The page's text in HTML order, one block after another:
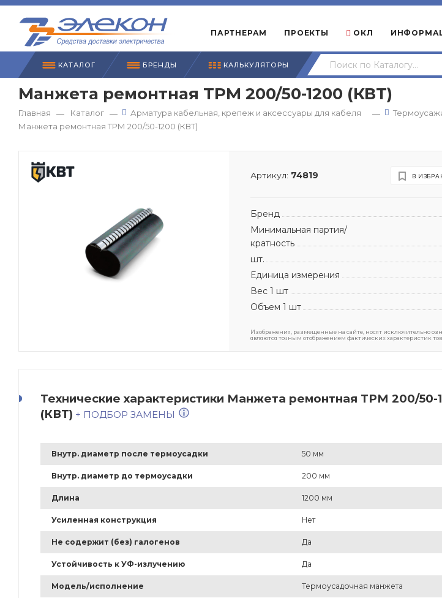
ПАРТНЕРАМ ПРОЕКТЫ ОКЛ
КАТАЛОГ БРЕНДЫ КАЛЬКУЛЯТОРЫ
Манжета ремонтная ТРМ 200/50-1200 (КВТ)
Главная — Каталог — Арматура кабельная, крепеж и аксессуары для кабеля —
Манжета ремонтная ТРМ 200/50-1200 (КВТ)
Артикул: 74819 В
Бренд
Минимальная партия/
кратность
шт.
Единица измерения
Вес 1 шт
Объем 1 шт
Изображения, размещенные на сайте, носят исключительно
являются точным отображением фактических характеристик
Технические характеристики Манжета ремонтная ТРМ 200/50-
(КВТ) + ПОДБОР ЗАМЕНЫ
Внутр. диаметр после термоусадки 50 мм
Внутр. диаметр до термоусадки 200 мм
Длина 1200 мм
Усиленная конструкция Нет
Не содержит (без) галогенов Да
Устойчивость к УФ-излучению Да
Модель/исполнение Термоусадочная манжета